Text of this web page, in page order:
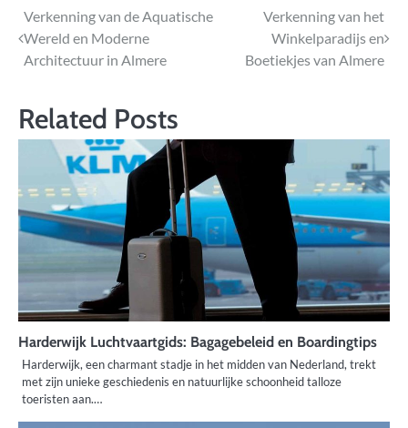
Bericht
navigatie
Verkenning van de Aquatische
Wereld en Moderne
Architectuur in Almere
Verkenning van het
Winkelparadijs en
Boetiekjes van Almere
Related Posts
Harderwijk Luchtvaartgids: Bagagebeleid en Boardingtips
Harderwijk, een charmant stadje in het midden van Nederland, trekt
met zijn unieke geschiedenis en natuurlijke schoonheid talloze
toeristen aan.…